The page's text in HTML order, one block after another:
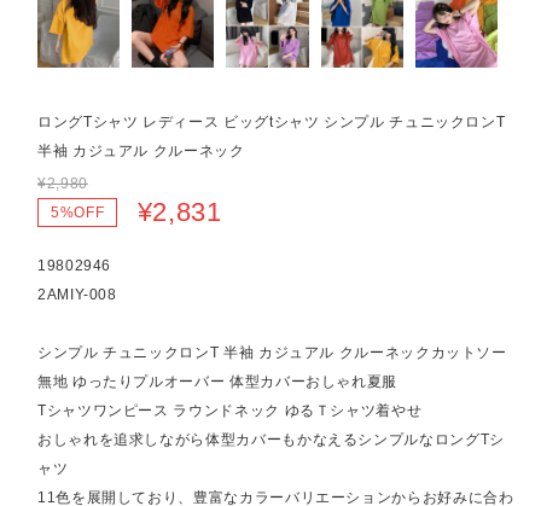
ロングTシャツ レディース ビッグtシャツ シンプル チュニックロンT
半袖 カジュアル クルーネック
¥2,980
5%OFF
¥2,831
19802946
2AMIY-008
シンプル チュニックロンT 半袖 カジュアル クルーネックカットソー
無地 ゆったりプルオーバー 体型カバーおしゃれ夏服
Tシャツワンピース ラウンドネック ゆるＴシャツ着やせ
おしゃれを追求しながら体型カバーもかなえるシンプルなロングTシ
ャツ
11色を展開しており、豊富なカラーバリエーションからお好みに合わ